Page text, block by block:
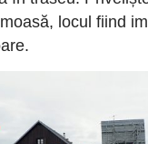
locul fiind